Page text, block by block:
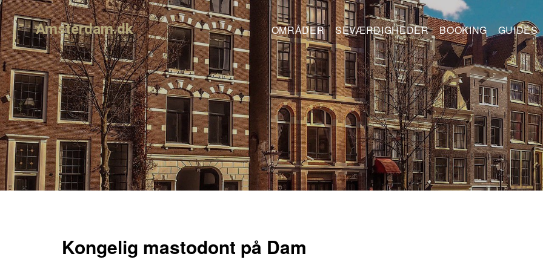
Amsterdam.dk OMRÅDER SEVÆRDIGHEDER BOOKING GUIDES
Kongelig mastodont på Dam